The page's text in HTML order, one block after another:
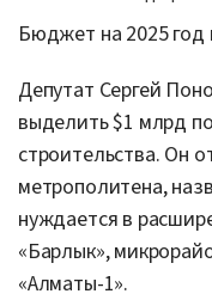
Бюджет на 2025 год
Депутат Сергей
выделить $1 млрд
строительства. Он
метрополитена,
нуждается в
«Барлык»,
«Алматы-1».